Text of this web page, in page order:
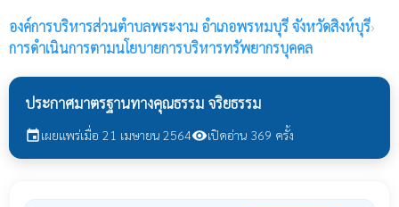
องค์การบริหารส่วนตำบลพระงาม อำเภอพรหมบุรี จังหวัดสิงห์บุรี›
การดำเนินการตามนโยบายการบริหารทรัพยากรบุคคล
ประกาศมาตรฐานทางคุณธรรม จริยธรรม
eventเผยแพร่เมื่อ 21 เมษายน 2564visibilityเปิดอ่าน 369 ครั้ง